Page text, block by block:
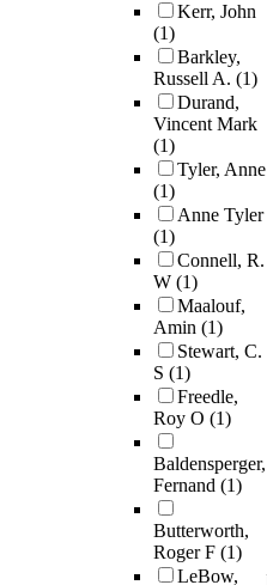
Kerr, John
(1)
Barkley,
Russell A. (1)
Durand,
Vincent Mark
(1)
Tyler, Anne
(1)
Anne Tyler
(1)
Connell, R.
W (1)
Maalouf,
Amin (1)
Stewart, C.
S (1)
Freedle,
Roy O (1)
Baldensperger,
Fernand (1)
Butterworth,
Roger F (1)
LeBow,